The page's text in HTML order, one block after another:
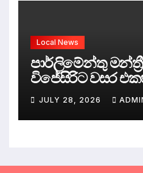
Local News
පාර්ලිමේන්තු
විජේසිරිට වසර
දඬුවම්.
JULY 28, 2026